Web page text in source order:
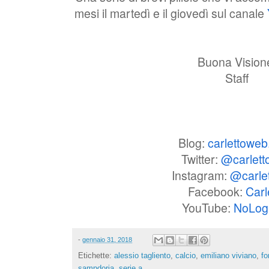
mesi il martedì e il giovedì sul canale
Buona
Staff
Blog:
Twitter:
Instagram:
Facebook:
YouTube:
- gennaio 31, 2018
Etichette: alessio tagliento, calcio, emiliano viviano,